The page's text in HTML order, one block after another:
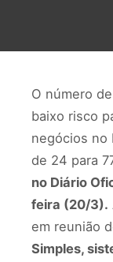
O número
baixo risco
negócios no
de 24 para
no Diário
feira (20/3).
em reunião
Simples,